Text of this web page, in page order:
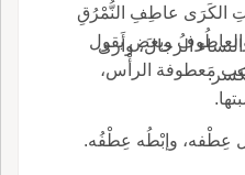
الكَرَى عاطِفِ النُّمْرُقِ
وبعض يقول
مَعطوفة الرأْس،
الرجالَ، وأَرى
عِطْفه، وإبْطُه عِطْفُه.